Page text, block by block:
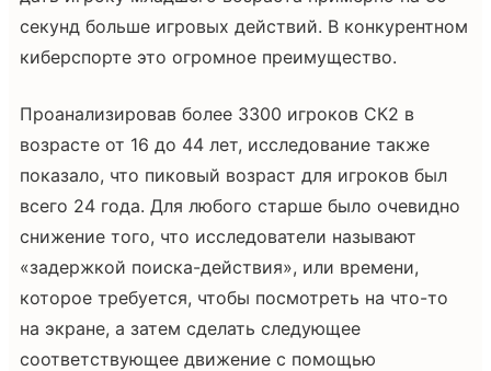
секунд больше игровых действий. В конкурентном
киберспорте это огромное преимущество.
Проанализировав более 3300 игроков СК2 в
возрасте от 16 до 44 лет, исследование также
показало, что пиковый возраст для игроков был
всего 24 года. Для любого старше было очевидно
снижение того, что исследователи называют
«задержкой поиска-действия», или времени,
которое требуется, чтобы посмотреть на что-то
на экране, а затем сделать следующее
соответствующее движение с помощью